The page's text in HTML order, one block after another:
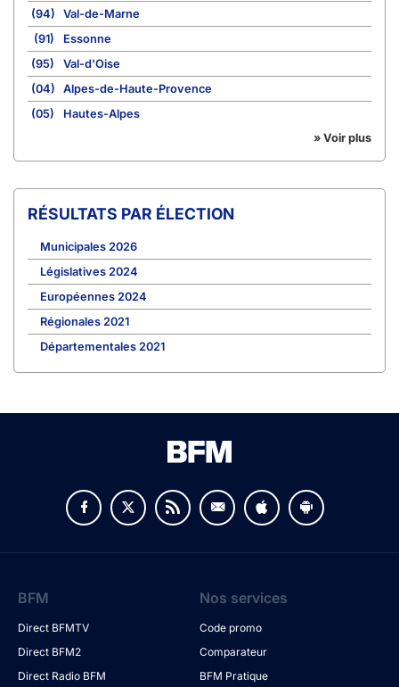
(94)
Val-de-Marne
(91)
Essonne
(95)
Val-d'Oise
(04)
Alpes-de-Haute-Provence
(05)
Hautes-Alpes
» Voir plus
RÉSULTATS PAR ÉLECTION
Municipales 2026
Législatives 2024
Européennes 2024
Régionales 2021
Départementales 2021
BFM
Direct BFMTV
Direct BFM2
Direct Radio BFM
Nos services
Code promo
Comparateur
BFM Pratique